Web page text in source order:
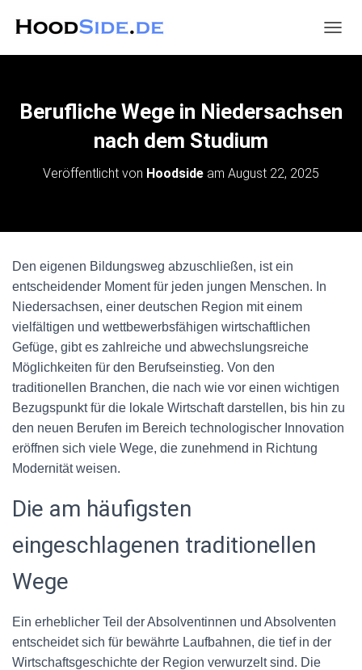
A
A
Berufliche Wege in Niedersachsen
nach dem Studium
Veröffentlicht von Hoodside am August 22, 2025
Den eigenen Bildungsweg abzuschließen, ist ein
entscheidender Moment für jeden jungen Menschen. In
Niedersachsen, einer deutschen Region mit einem
vielfältigen und wettbewerbsfähigen wirtschaftlichen
Gefüge, gibt es zahlreiche und abwechslungsreiche
Möglichkeiten für den Berufseinstieg. Von den
traditionellen Branchen, die nach wie vor einen wichtigen
Bezugspunkt für die lokale Wirtschaft darstellen, bis hin zu
den neuen Berufen im Bereich technologischer Innovation
eröffnen sich viele Wege, die zunehmend in Richtung
Modernität weisen.
Die am häufigsten
eingeschlagenen traditionellen
Wege
Ein erheblicher Teil der Absolventinnen und Absolventen
entscheidet sich für bewährte Laufbahnen, die tief in der
Wirtschaftsgeschichte der Region verwurzelt sind. Die